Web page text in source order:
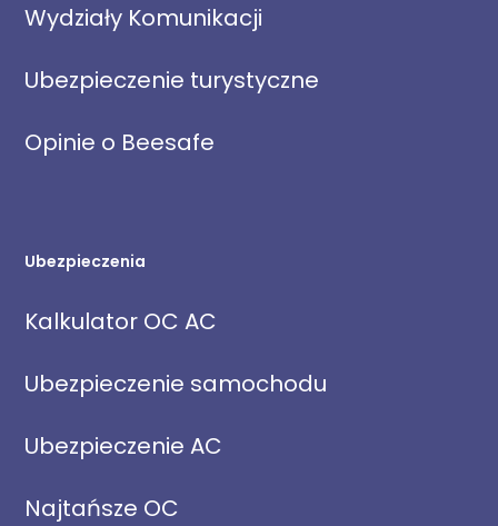
Wydziały Komunikacji
Ubezpieczenie turystyczne
Opinie o Beesafe
Ubezpieczenia
Kalkulator OC AC
Ubezpieczenie samochodu
Ubezpieczenie AC
Najtańsze OC